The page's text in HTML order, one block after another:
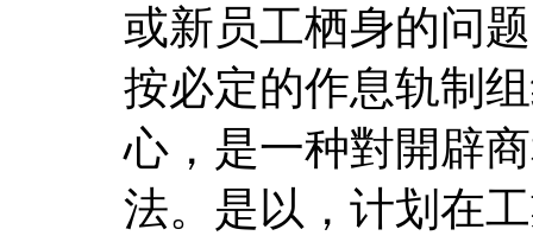
或新员工栖身的问
按必定的作息轨制
心，是一种對開辟
法。是以，计划在